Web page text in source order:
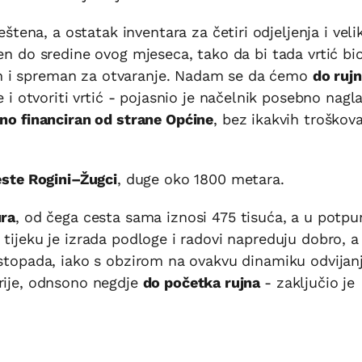
a ostatak inventara za četiri odjeljenja i
do sredine ovog mjeseca, tako da bi tada vrtić
i spreman za otvaranje. Nadam se da ćemo do
otvoriti vrtić - pojasnio je načelnik posebno
financiran od strane Općine, bez ikakvih
Rogini–Žugci, duge oko 1800 metara.
, od čega cesta sama iznosi 475 tisuća, a u
je izrada podloge i radovi napreduju dobro, a
iako s obzirom na ovakvu dinamiku
odnsono negdje do početka rujna - zaključio je